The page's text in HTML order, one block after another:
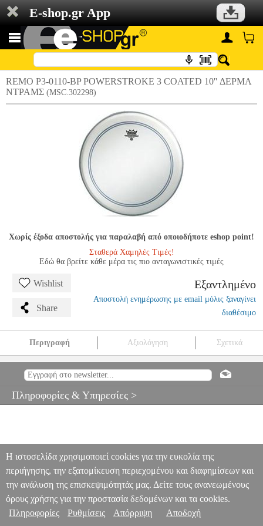
E-shop.gr App
REMO P3-0110-BP POWERSTROKE 3 COATED 10'' ΔΕΡΜΑ
ΝΤΡΑΜΣ (MSC.302298)
Χωρίς έξοδα αποστολής για παραλαβή από οποιοδήποτε eshop point!
Σταθερά Χαμηλές Τιμές!
Εδώ θα βρείτε κάθε μέρα τις πιο ανταγωνιστικές τιμές
Wishlist
Share
Εξαντλημένο
Αποστολή ενημέρωσης με email μόλις ξαναγίνει
διαθέσιμο
Περιγραφή Αξιολόγηση Σχετικά
ΝΤΡΑΜΣ MSC.302298 MSC.302298
ΑΞΕΣΟΥΑΡ
10'' ΔΕΡΜΑ ΝΤΡΑΜΣ
Πληροφορίες & Υπηρεσίες >
Η ιστοσελίδα χρησιμοποιεί cookies για την ευκολία της
περιήγησης, την εξατομίκευση περιεχομένου και διαφημίσεων και
την ανάλυση της επισκεψιμότητάς μας. Δείτε τους ανανεωμένους
όρους χρήσης για την προστασία δεδομένων και τα cookies.
Πληροφορίες
Ρυθμίσεις Απόρριψη Αποδοχή